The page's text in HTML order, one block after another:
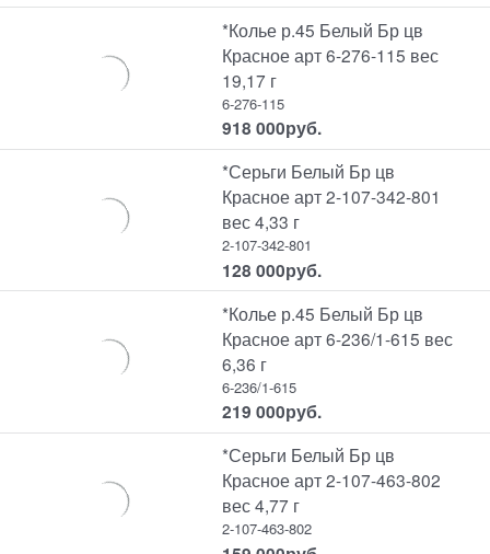
*Колье р.45 Белый Бр цв
Красное арт 6-276-115 вес
19,17 г
6-276-115
918 000руб.
*Серьги Белый Бр цв
Красное арт 2-107-342-801
вес 4,33 г
2-107-342-801
128 000руб.
*Колье р.45 Белый Бр цв
Красное арт 6-236/1-615 вес
6,36 г
6-236/1-615
219 000руб.
*Серьги Белый Бр цв
Красное арт 2-107-463-802
вес 4,77 г
2-107-463-802